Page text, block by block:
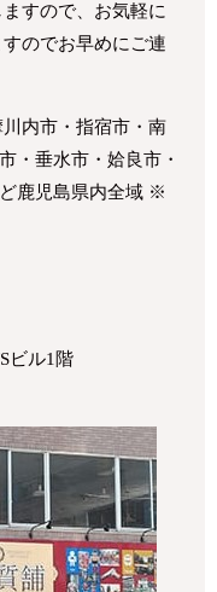
すので、お気軽に
のでお早めにご連
川内市・指宿市・南
・垂水市・姶良市・
鹿児島県内全域 ※
ビル1階